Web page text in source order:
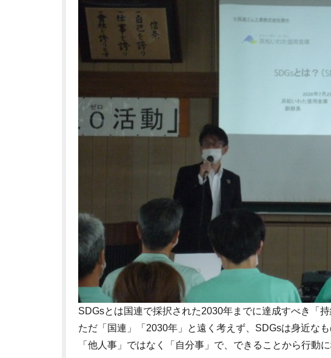
SDGsとは国連で採択された2030年までに達成すべき「持
ただ「国連」「2030年」と遠く考えず、SDGsは身近なも
「他人事」ではなく「自分事」で、できることから行動